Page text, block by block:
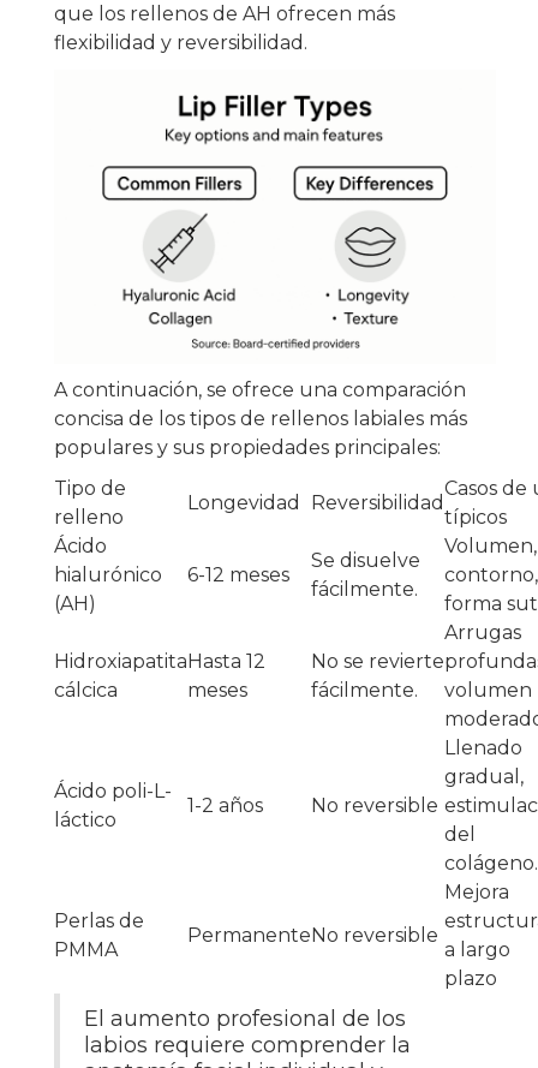
que los rellenos de AH ofrecen más
flexibilidad y reversibilidad.
A continuación, se ofrece una comparación
concisa de los tipos de rellenos labiales más
populares y sus propiedades principales:
Tipo de
relleno
Longevidad Reversibilidad
Casos de
típicos
Ácido
hialurónico
(AH)
6-12 meses
Se disuelve
fácilmente.
Volumen,
contorno,
forma
Hidroxiapatita
cálcica
Hasta 12
meses
No se revierte
fácilmente.
Arrugas
volumen
Ácido poli-L-
láctico
1-2 años No reversible
Llenado
gradual,
del
colágeno.
Perlas de
PMMA
Permanente No reversible
Mejora
a largo
plazo
El aumento profesional de los
labios requiere comprender la